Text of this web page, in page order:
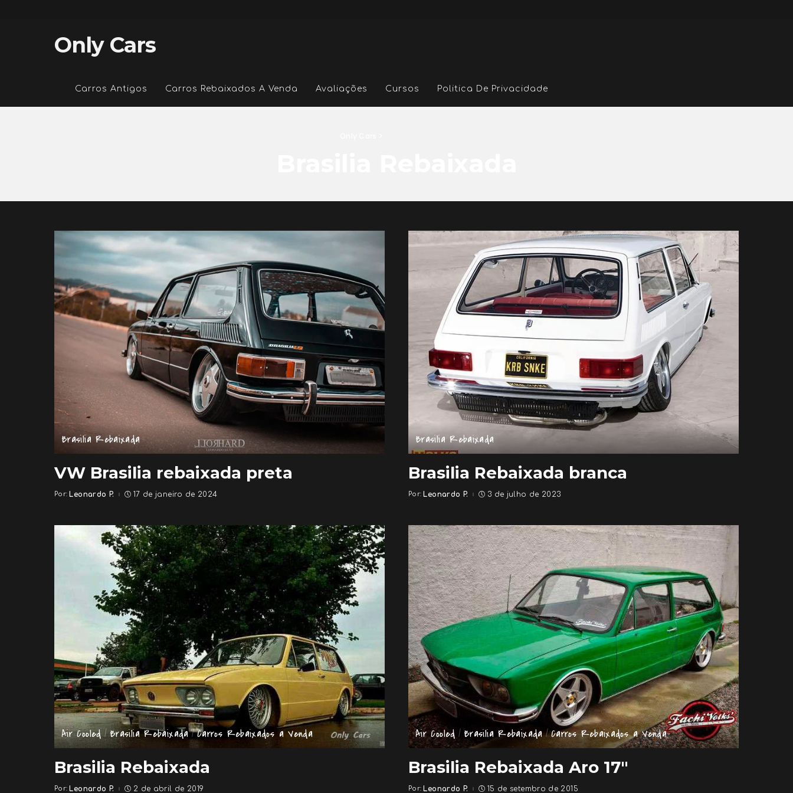
Only Cars
Carros Antigos Carros Rebaixados A Venda Avaliações Cursos Politica De Privacidade
Brasilia Rebaixada
VW Brasilia rebaixada preta
Posted
Por: Leonardo P. 17 de janeiro de 2024
Brasilia Rebaixada
Brasilia Rebaixada branca
Posted
Por: Leonardo P. 3 de julho de 2023
Air Cooled Brasilia Rebaixada Carros Rebaixados a Venda
Brasilia Rebaixada
Por: Leonardo P. 2 de abril de 2019
Air Cooled Brasilia Rebaixada Carros Rebaixados a Venda
Brasilia Rebaixada Aro 17″
Por: Leonardo P. 15 de setembro de 2015